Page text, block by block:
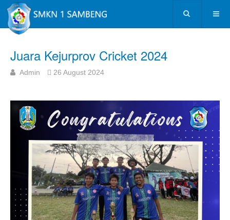
Juara Kejurprov Cricket 2024
Admin 26 August 2024